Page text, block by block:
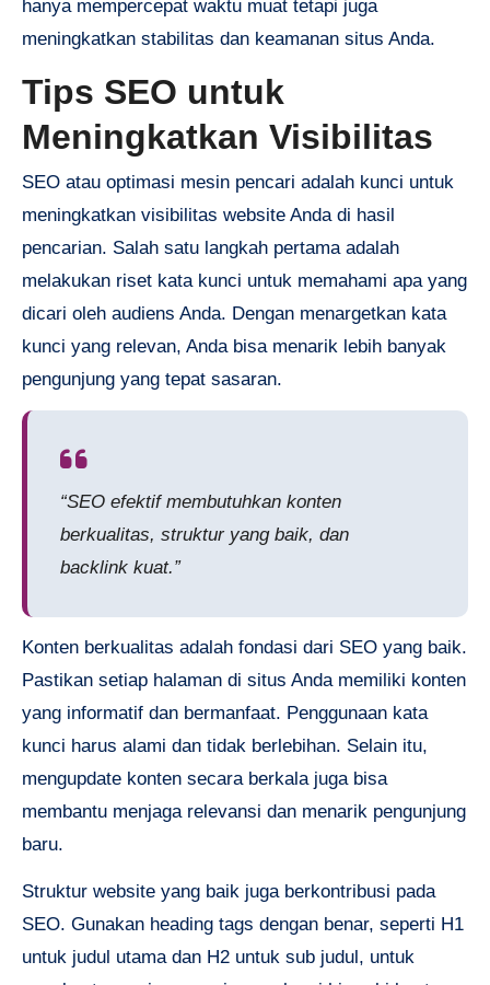
hanya mempercepat waktu muat tetapi juga
meningkatkan stabilitas dan keamanan situs Anda.
Tips SEO untuk
Meningkatkan Visibilitas
SEO atau optimasi mesin pencari adalah kunci untuk
meningkatkan visibilitas website Anda di hasil
pencarian. Salah satu langkah pertama adalah
melakukan riset kata kunci untuk memahami apa yang
dicari oleh audiens Anda. Dengan menargetkan kata
kunci yang relevan, Anda bisa menarik lebih banyak
pengunjung yang tepat sasaran.
“SEO efektif membutuhkan konten
berkualitas, struktur yang baik, dan
backlink kuat.”
Konten berkualitas adalah fondasi dari SEO yang baik.
Pastikan setiap halaman di situs Anda memiliki konten
yang informatif dan bermanfaat. Penggunaan kata
kunci harus alami dan tidak berlebihan. Selain itu,
mengupdate konten secara berkala juga bisa
membantu menjaga relevansi dan menarik pengunjung
baru.
Struktur website yang baik juga berkontribusi pada
SEO. Gunakan heading tags dengan benar, seperti H1
untuk judul utama dan H2 untuk sub judul, untuk